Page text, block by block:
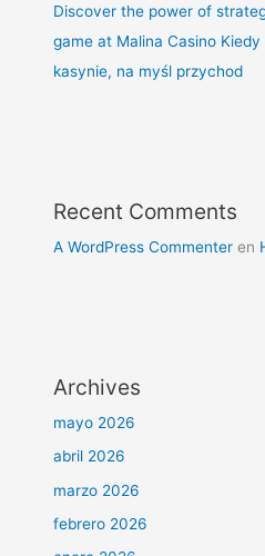
Discover the power of
game at Malina Casino
kasynie, na myśl przychod
Recent Comments
A WordPress Commenter en
Archives
mayo 2026
abril 2026
marzo 2026
febrero 2026